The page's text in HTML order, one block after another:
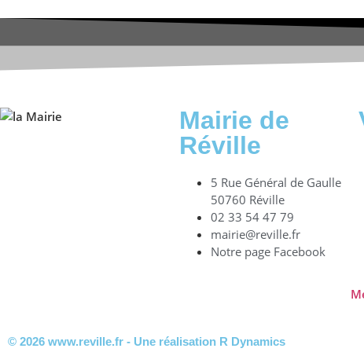
Mairie de
Réville
5 Rue Général de Gaulle
50760 Réville
02 33 54 47 79
mairie@reville.fr
Notre page Facebook
© 2026 www.reville.fr - Une réalisation R Dynamics